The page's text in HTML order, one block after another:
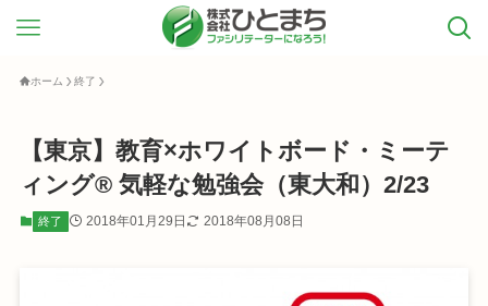
ホーム 終了
【東京】教育×ホワイトボード・ミーテ
ィング® 気軽な勉強会（東大和）2/23
終了 2018年01月29日 2018年08月08日